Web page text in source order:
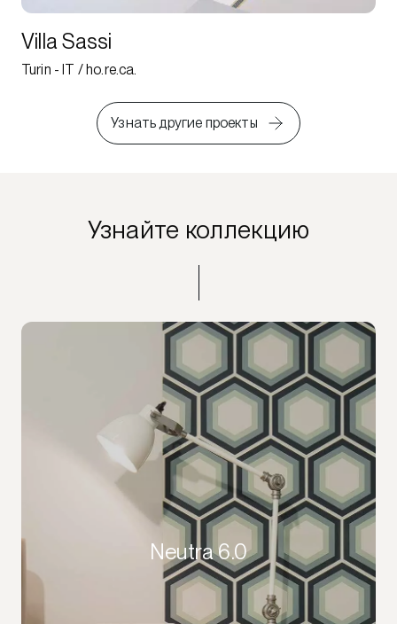
Villa Sassi
Turin - IT / ho.re.ca.
Узнать другие проекты
Узнайте коллекцию
Neutra 6.0